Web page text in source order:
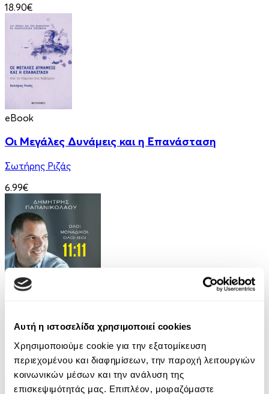
Αυτή η ιστοσελίδα χρησιμοποιεί cookies
Χρησιμοποιούμε cookie για την εξατομίκευση
περιεχομένου και διαφημίσεων, την παροχή λειτουργιών
κοινωνικών μέσων και την ανάλυση της
επισκεψιμότητάς μας. Επιπλέον, μοιραζόμαστε
18.90€
eBook
Οι Μεγάλες Δυνάμεις και η Επανάσταση
Σωτήρης Ριζάς
6.99€
11:11 - Όλοι Μοναδικοί, Όλοι Ίσοι
Δημήτρης Παπανικολάου
14.99€